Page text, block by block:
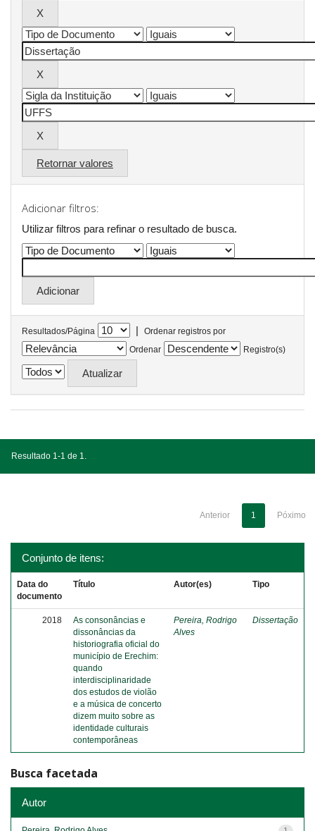
Retornar valores
Adicionar filtros:
Utilizar filtros para refinar o resultado de busca.
Resultados/Página |
Ordenar registros por
Ordenar
Registro(s)
Resultado 1-1 de 1.
Anterior 1 Póximo
Conjunto de itens:
Data do
documento
Título Autor(es) Tipo
2018
As consonâncias e
dissonâncias da
historiografia oficial do
município de Erechim:
quando
interdisciplinaridade
dos estudos de violão
e a música de concerto
dizem muito sobre as
identidade culturais
contemporâneas
Pereira, Rodrigo
Alves
Dissertação
Busca facetada
Autor